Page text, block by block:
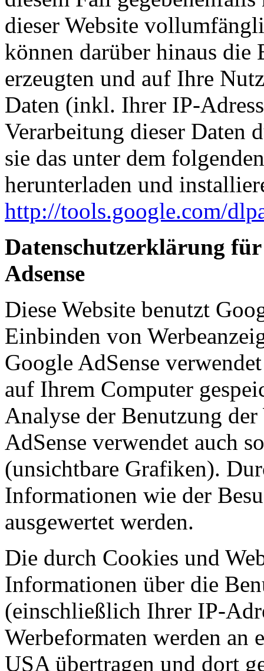
dieser Website
können darüber hinaus die
erzeugten und auf Ihre
Daten (inkl. Ihrer IP-
Verarbeitung dieser Daten
sie das unter dem
herunterladen und
http://tools.google.com/
Datenschutzerklärung
Adsense
Diese Website benutzt
Einbinden von
Google AdSense
auf Ihrem Computer
Analyse der Benutzung
AdSense verwendet auch
(unsichtbare Grafiken).
Informationen wie der
ausgewertet werden.
Die durch Cookies und
Informationen über die
(einschließlich Ihrer IP-
Werbeformaten werden an
USA übertragen und dort